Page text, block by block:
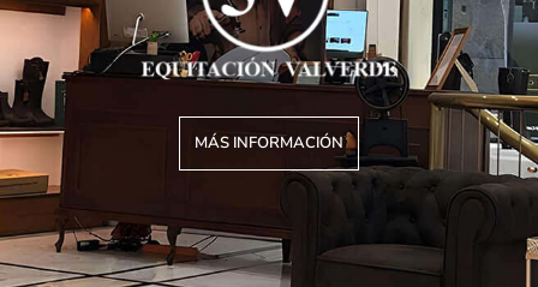
MÁS INFORMACIÓN